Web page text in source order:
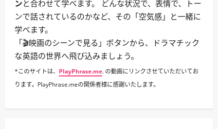
ンと合わせて学べます。 どんな状況で、表情で、トー
ンで話されているのかなど、その「空気感」と一緒に
学べます。
「🎬映画のシーンで見る」ボタンから、ドラマチック
な英語の世界へ飛び込みましょう。
*このサイトは、 PlayPhrase.me. の動画にリンクさせていただいてお
ります。PlayPhrase.meの関係者様に感謝いたします。